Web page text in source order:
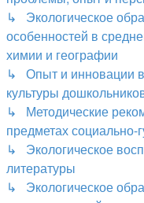
↳ Экологическое
особенностей в
химии и географии
↳ Опыт и инновации в
культуры
↳ Методические
предметах социально-
↳ Экологическое
литературы
↳ Экологическое